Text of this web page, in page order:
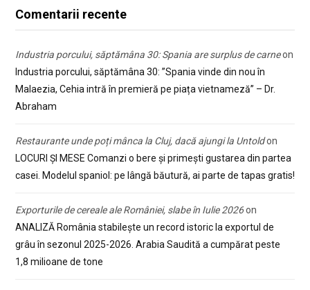
Comentarii recente
Industria porcului, săptămâna 30: Spania are surplus de carneon
Industria porcului, săptămâna 30: ”Spania vinde din nou în
Malaezia, Cehia intră în premieră pe piața vietnameză” – Dr.
Abraham
Restaurante unde poți mânca la Cluj, dacă ajungi la Untoldon
LOCURI ȘI MESE Comanzi o bere și primești gustarea din partea
casei. Modelul spaniol: pe lângă băutură, ai parte de tapas gratis!
Exporturile de cereale ale României, slabe în Iulie 2026on
ANALIZĂ România stabilește un record istoric la exportul de
grâu în sezonul 2025-2026. Arabia Saudită a cumpărat peste
1,8 milioane de tone